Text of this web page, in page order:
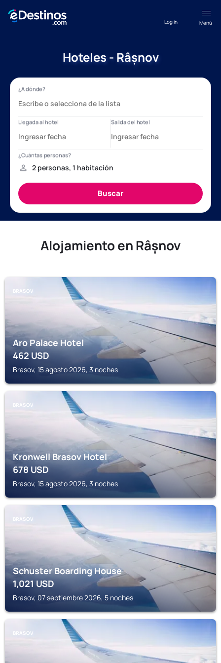
Menú
Log in
Hoteles - Râșnov
Alojamiento en Râșnov
BRASOV
Aro Palace Hotel
462USD
Brasov, 15 agosto 2026, 3 noches
BRASOV
Kronwell Brasov Hotel
678USD
Brasov, 15 agosto 2026, 3 noches
BRASOV
Schuster Boarding House
1,021 USD
Brasov, 07 septiembre 2026, 5 noches
BRASOV